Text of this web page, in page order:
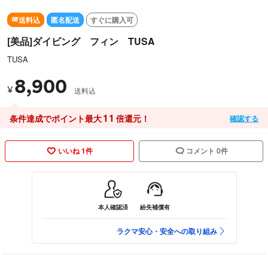
送料込 匿名配送 すぐに購入可
[美品]ダイビング フィン TUSA
TUSA
¥ 8,900 送料込
条件達成でポイント最大11 倍還元！ 確認する
いいね 1件 コメント 0件
本人確認済 紛失補償有
ラクマ安心・安全への取り組み